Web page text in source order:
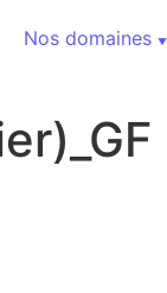
Nos domaines